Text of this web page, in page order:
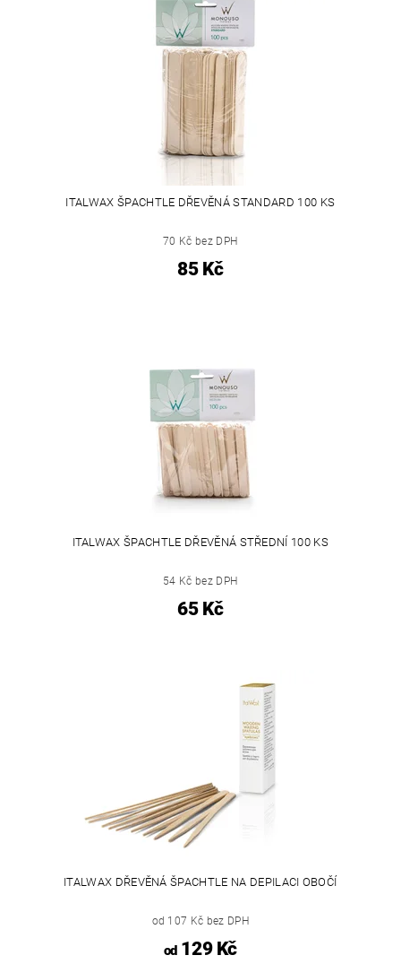
ITALWAX ŠPACHTLE DŘEVĚNÁ STANDARD 100 KS
70 Kč bez DPH
85 Kč
ITALWAX ŠPACHTLE DŘEVĚNÁ STŘEDNÍ 100 KS
54 Kč bez DPH
65 Kč
ITALWAX DŘEVĚNÁ ŠPACHTLE NA DEPILACI OBOČÍ
od 107 Kč bez DPH
od129 Kč